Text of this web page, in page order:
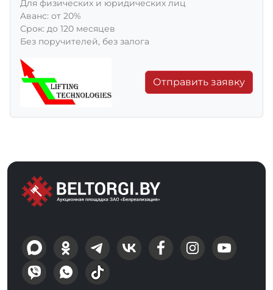
Для физических и юридических лиц
Aванс: от 20%
Срок: до 120 месяцев
Без поручителей, без залога
Отправить заявку